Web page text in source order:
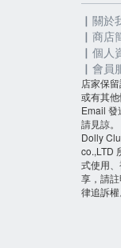
▏關於
▏ 商店
▏個人
▏會員
店家保
或有其
Email 發
請見諒。
Dolly
co.,LTD
式使用
享，請
律追訴權